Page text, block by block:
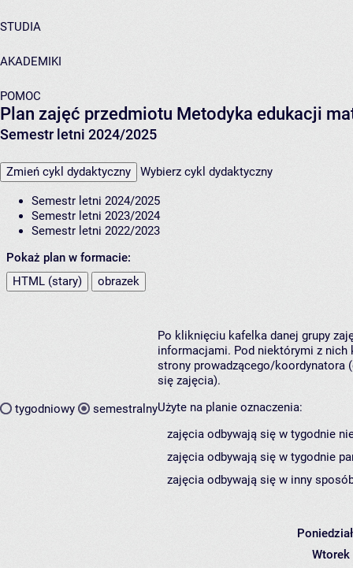
STUDIA
AKADEMIKI
POMOC
Plan zajęć przedmiotu Metodyka edukacji
Semestr letni 2024/2025
Zmień cykl dydaktyczny Wybierz cykl dydaktyczny
Semestr letni 2024/2025
Semestr letni 2023/2024
Semestr letni 2022/2023
Pokaż plan w formacie:
HTML (stary)
obrazek
tygodniowy semestralny
Po kliknięciu kafelka danej grupy
informacjami. Pod niektórymi z nich
strony prowadzącego/koordynatora
się zajęcia).
Użyte na planie oznaczenia:
zajęcia odbywają się w tygodnie
zajęcia odbywają się w tygodnie
zajęcia odbywają się w inny
Wtorek